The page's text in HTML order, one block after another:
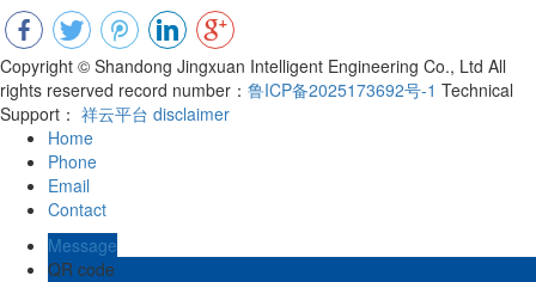
Copyright © Shandong Jingxuan Intelligent Engineering Co., Ltd All
rights reserved record number： 鲁ICP备2025173692号-1 Technical
Support： 祥云平台 disclaimer
Home
Phone
Email
Contact
Message
QR code